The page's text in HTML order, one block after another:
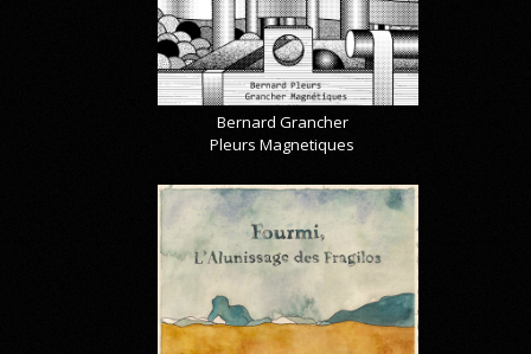
Bernard Grancher
Pleurs Magnetiques